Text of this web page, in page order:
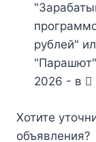
рублей"
2026 - в
Хотите
объявления?